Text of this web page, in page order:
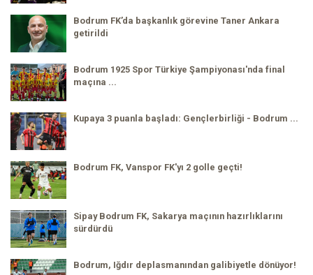
Bodrum FK’da başkanlık görevine Taner Ankara
getirildi
Bodrum 1925 Spor Türkiye Şampiyonası'nda final
maçına ...
Kupaya 3 puanla başladı: Gençlerbirliği - Bodrum ...
Bodrum FK, Vanspor FK'yı 2 golle geçti!
Sipay Bodrum FK, Sakarya maçının hazırlıklarını
sürdürdü
Bodrum, Iğdır deplasmanından galibiyetle dönüyor!